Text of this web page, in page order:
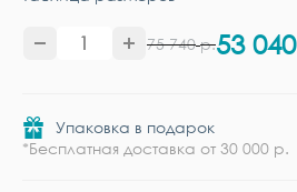
75 740 р.53 040
Упаковка в подарок
*Бесплатная доставка от 30 000 р.